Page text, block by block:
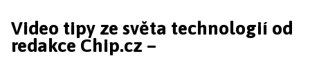
Video tipy ze světa technologií od
redakce Chip.cz –